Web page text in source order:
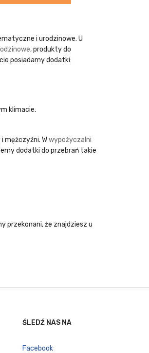
i urodzinowe. U
, produkty do
posiadamy dodatki:
klimacie.
mężczyźni. Wwypożyczalni
dodatki do przebrań takie
przekonani, że znajdziesz u
ŚLEDŹ NAS NA
Facebook